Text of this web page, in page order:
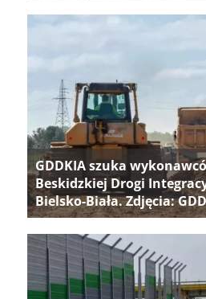
GDDKIA szuka
Beskidzkiej Drogi
Bielsko-Biała. Zdjęcia: